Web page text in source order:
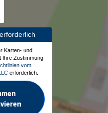
Karten- und
Ihre Zustimmung
vom
erforderlich.